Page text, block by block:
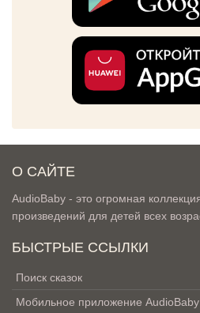
О САЙТЕ
AudioBaby - это огромная
произведений для детей всех
БЫСТРЫЕ ССЫЛКИ
Поиск сказок
Мобильное приложение AudioBaby